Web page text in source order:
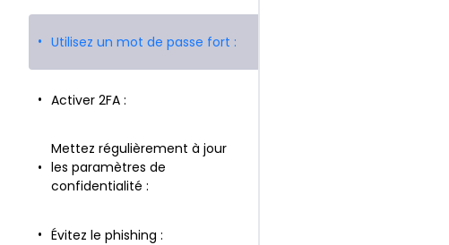
Utilisez un mot de passe fort :
Activer 2FA :
Mettez régulièrement à jour
les paramètres de
confidentialité :
Évitez le phishing :